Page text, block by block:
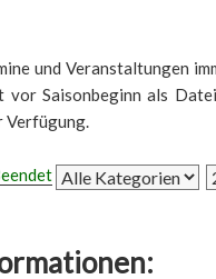
und Veranstaltungen
vor Saisonbeginn als
Verfügung.